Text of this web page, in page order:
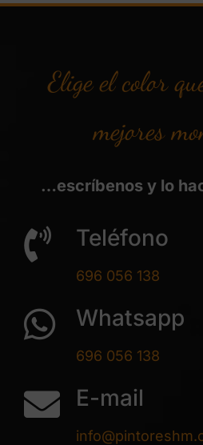
Elige el color
mejores
…escríbenos y lo
Teléfono
696 056 138
Whatsapp
696 056 138
E-mail